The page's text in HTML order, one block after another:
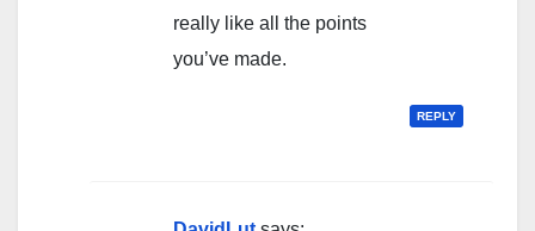
really like all the points
you’ve made.
REPLY